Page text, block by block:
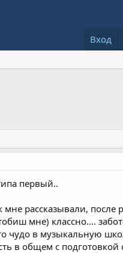
Вход
первый..
мне рассказывали,
мне) классно....
чудо в музыкальную
в общем с